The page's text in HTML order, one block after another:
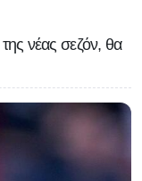
νέας σεζόν, θα